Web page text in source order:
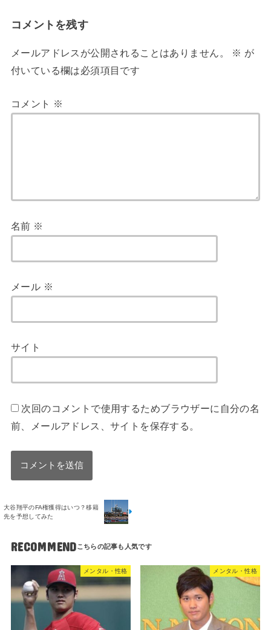
コメントを残す
メールアドレスが公開されることはありません。 ※ が
付いている欄は必須項目です
コメント ※
名前 ※
メール ※
サイト
次回のコメントで使用するためブラウザーに自分の名
前、メールアドレス、サイトを保存する。
大谷翔平のFA権獲得はいつ？移籍
先を予想してみた
RECOMMEND
メンタル・性格 メンタル・性格